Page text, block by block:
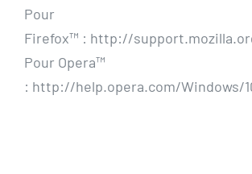
Pour
Firefox™ : http://
Pour Opera™
: http://help.opera.com/Windows/